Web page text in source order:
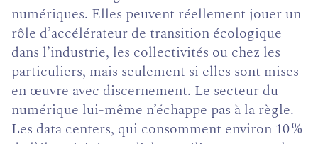
numériques. Elles peuvent réellement jouer un
rôle d’accélérateur de transition écologique
dans l’industrie, les collectivités ou chez les
particuliers, mais seulement si elles sont mises
en œuvre avec discernement. Le secteur du
numérique lui-même n’échappe pas à la règle.
Les data centers, qui consomment environ 10 %